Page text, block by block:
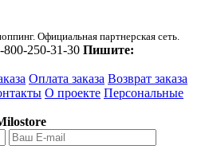
Официальная партнерская сеть.
800-250-31-30 Пишите:
Оплата заказа Возврат заказа
О проекте Персональные